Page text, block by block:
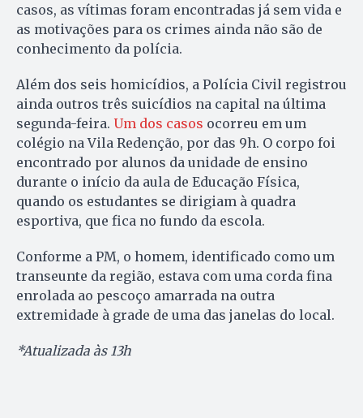
casos, as vítimas foram encontradas já sem vida e
as motivações para os crimes ainda não são de
conhecimento da polícia.
Além dos seis homicídios, a Polícia Civil registrou
ainda outros três suicídios na capital na última
segunda-feira. Um dos casos ocorreu em um
colégio na Vila Redenção, por das 9h. O corpo foi
encontrado por alunos da unidade de ensino
durante o início da aula de Educação Física,
quando os estudantes se dirigiam à quadra
esportiva, que fica no fundo da escola.
Conforme a PM, o homem, identificado como um
transeunte da região, estava com uma corda fina
enrolada ao pescoço amarrada na outra
extremidade à grade de uma das janelas do local.
*Atualizada às 13h